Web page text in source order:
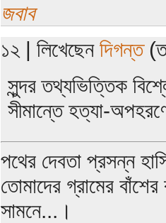
জবাব
১২ | লিখেছেন দিগন্ত
সুন্দর তথ্যভিত্তিক
সীমান্তে হত্যা-
পথের দেবতা প্রসন্ন
তোমাদের গ্রামের
সামনে...।